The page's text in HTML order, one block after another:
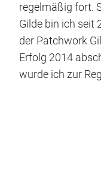
regelmäßig fort.
Gilde bin ich seit
der Patchwork
Erfolg 2014
wurde ich zur